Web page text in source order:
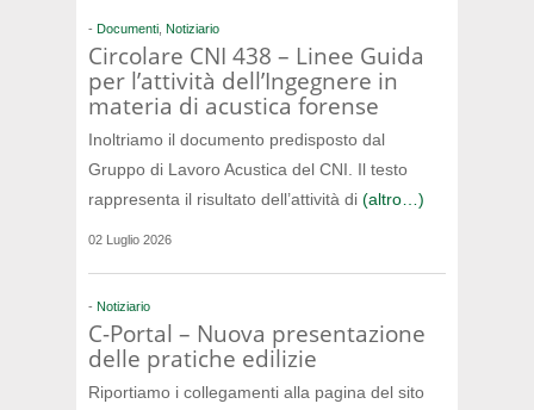
- Documenti Notiziario
Circolare CNI 438 – Linee Guida
per l’attività dell’Ingegnere in
materia di acustica forense
Inoltriamo il documento predisposto dal
Gruppo di Lavoro Acustica del CNI. Il testo
rappresenta il risultato dell’attività di (altro…)
02 Luglio 2026
- Notiziario
C-Portal – Nuova presentazione
delle pratiche edilizie
Riportiamo i collegamenti alla pagina del sito